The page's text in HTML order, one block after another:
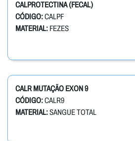
CALPROTECTINA (FECAL)
CÓDIGO:CALPF
MATERIAL: FEZES
CALR MUTAÇÃO EXON 9
CÓDIGO:CALR9
MATERIAL:SANGUE TOTAL